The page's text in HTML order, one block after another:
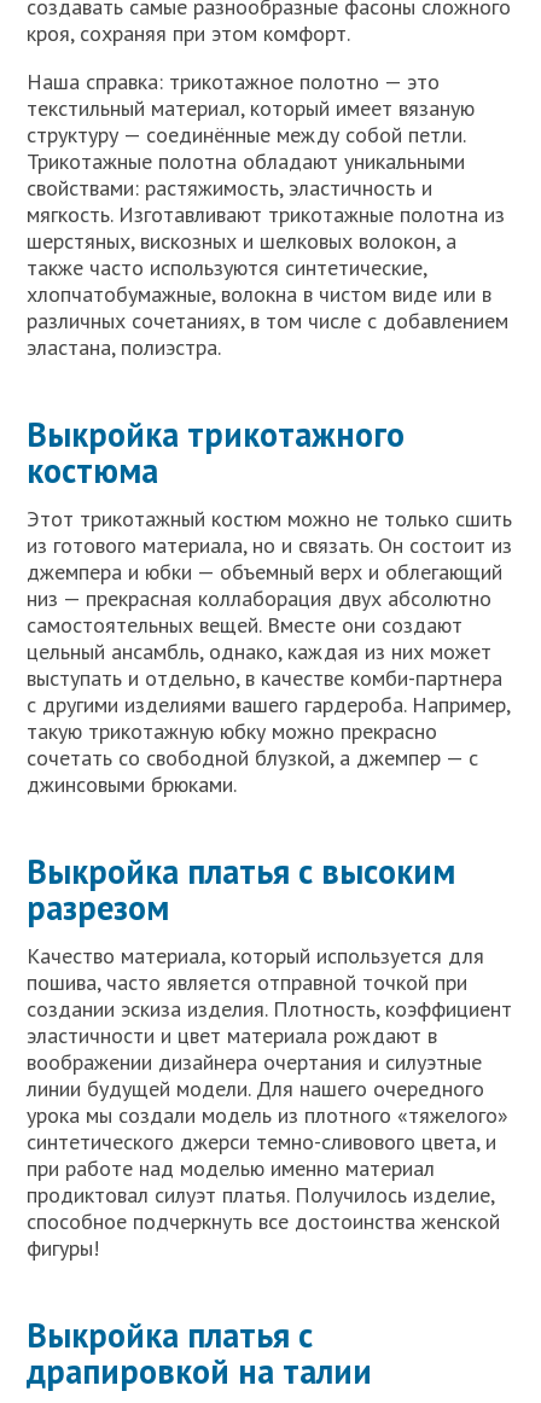
создавать самые разнообразные фасоны сложного
кроя, сохраняя при этом комфорт.
Наша справка: трикотажное полотно — это
текстильный материал, который имеет вязаную
структуру — соединённые между собой петли.
Трикотажные полотна обладают уникальными
свойствами: растяжимость, эластичность и
мягкость. Изготавливают трикотажные полотна из
шерстяных, вискозных и шелковых волокон, а
также часто используются синтетические,
хлопчатобумажные, волокна в чистом виде или в
различных сочетаниях, в том числе с добавлением
эластана, полиэстра.
Выкройка трикотажного
костюма
Этот трикотажный костюм можно не только сшить
из готового материала, но и связать. Он состоит из
джемпера и юбки — объемный верх и облегающий
низ — прекрасная коллаборация двух абсолютно
самостоятельных вещей. Вместе они создают
цельный ансамбль, однако, каждая из них может
выступать и отдельно, в качестве комби-партнера
с другими изделиями вашего гардероба. Например,
такую трикотажную юбку можно прекрасно
сочетать со свободной блузкой, а джемпер — с
джинсовыми брюками.
Выкройка платья с высоким
разрезом
Качество материала, который используется для
пошива, часто является отправной точкой при
создании эскиза изделия. Плотность, коэффициент
эластичности и цвет материала рождают в
воображении дизайнера очертания и силуэтные
линии будущей модели. Для нашего очередного
урока мы создали модель из плотного «тяжелого»
синтетического джерси темно-сливового цвета, и
при работе над моделью именно материал
продиктовал силуэт платья. Получилось изделие,
способное подчеркнуть все достоинства женской
фигуры!
Выкройка платья с
драпировкой на талии